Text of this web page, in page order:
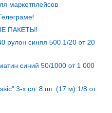
маркетплейсов
ПАКЕТЫ!
рулон синяя 500 1/20 от 20
синий 50/1000 от 1 000
3-х сл. 8 шт. (17 м) 1/8 от